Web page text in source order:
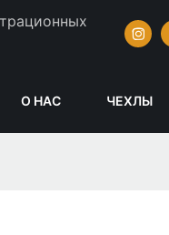
О НАС ЧЕХЛЫ